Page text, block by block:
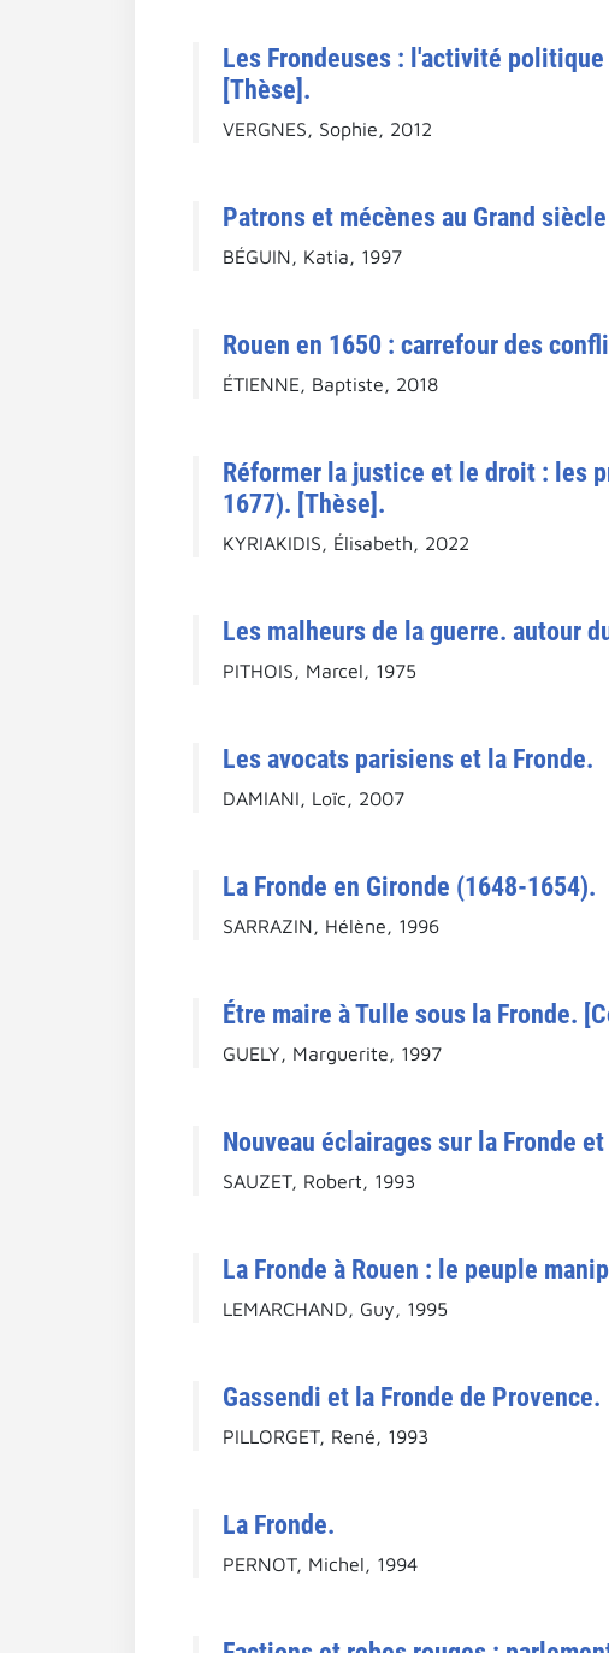
Les Frondeuses : l'activité
[Thèse].
VERGNES, Sophie, 2012
Patrons et mécènes au Grand
BÉGUIN, Katia, 1997
Rouen en 1650 : carrefour des
ÉTIENNE, Baptiste, 2018
Réformer la justice et le droit : les
1677). [Thèse].
KYRIAKIDIS, Élisabeth, 2022
Les malheurs de la guerre. autour
PITHOIS, Marcel, 1975
Les avocats parisiens et la Fronde.
DAMIANI, Loïc, 2007
La Fronde en Gironde (1648-1654).
SARRAZIN, Hélène, 1996
Étre maire à Tulle sous la Fronde.
GUELY, Marguerite, 1997
Nouveau éclairages sur la Fronde
SAUZET, Robert, 1993
La Fronde à Rouen : le peuple
LEMARCHAND, Guy, 1995
Gassendi et la Fronde de Provence.
PILLORGET, René, 1993
La Fronde.
PERNOT, Michel, 1994